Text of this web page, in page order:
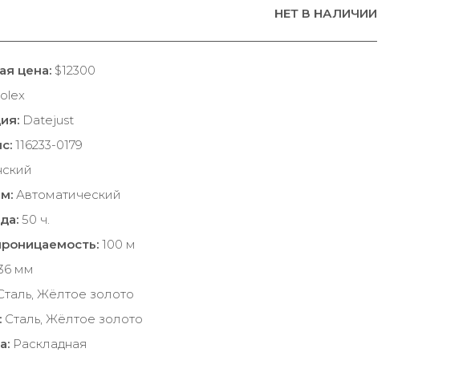
НЕТ В НАЛИЧИИ
цена: $12300
Datejust
116233-0179
Автоматический
50 ч.
100 м
мм
Жёлтое золото
Сталь, Жёлтое золото
Раскладная